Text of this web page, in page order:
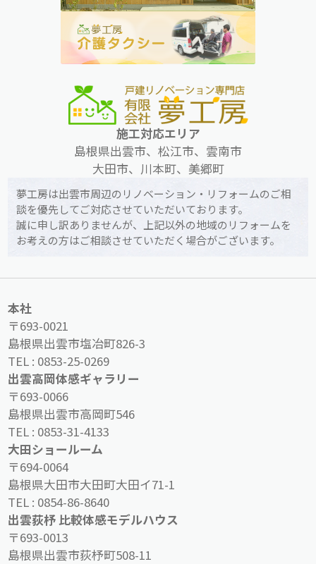
施工対応エリア
島根県出雲市、松江市、雲南市
大田市、川本町、美郷町
夢工房は出雲市周辺のリノベーション・リフォームのご相
談を優先してご対応させていただいております。
誠に申し訳ありませんが、上記以外の地域のリフォームを
お考えの方はご相談させていただく場合がございます。
本社
〒693-0021
島根県出雲市塩冶町826-3
TEL : 0853-25-0269
出雲高岡体感ギャラリー
〒693-0066
島根県出雲市高岡町546
TEL : 0853-31-4133
大田ショールーム
〒694-0064
島根県大田市大田町大田イ71-1
TEL : 0854-86-8640
出雲荻杼 比較体感モデルハウス
〒693-0013
島根県出雲市荻杼町508-11